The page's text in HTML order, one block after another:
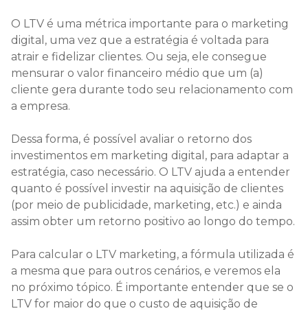
O LTV é uma métrica importante para o marketing
digital, uma vez que a estratégia é voltada para
atrair e fidelizar clientes. Ou seja, ele consegue
mensurar o valor financeiro médio que um (a)
cliente gera durante todo seu relacionamento com
a empresa.
Dessa forma, é possível avaliar o retorno dos
investimentos em marketing digital, para adaptar a
estratégia, caso necessário. O LTV ajuda a entender
quanto é possível investir na aquisição de clientes
(por meio de publicidade, marketing, etc.) e ainda
assim obter um retorno positivo ao longo do tempo.
Para calcular o LTV marketing, a fórmula utilizada é
a mesma que para outros cenários, e veremos ela
no próximo tópico. É importante entender que se o
LTV for maior do que o custo de aquisição de